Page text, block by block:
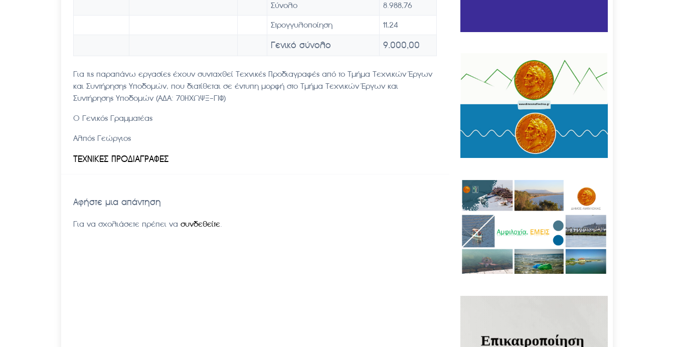
Σύνολο 8.988,76
Στρογγυλοποίηση 11,24
Γενικό σύνολο 9.000,00
Για τις παραπάνω εργασίες έχουν συνταχθεί Τεχνικές Προδιαγραφές από το Τμήμα Τεχνικών Έργων
και Συντήρησης Υποδομών, που διατίθεται σε έντυπη μορφή στο Τμήμα Τεχνικών Έργων και
Συντήρησης Υποδομών (ΑΔΑ: 70ΗΧΩΨΞ-ΓΙΦ)
Ο Γενικός Γραμματέας
Αλπός Γεώργιος
TEXNIKEΣ ΠΡΟΔΙΑΓΡΑΦΕΣ
Αφήστε μια απάντηση
Για να σχολιάσετε πρέπει να συνδεθείτε.